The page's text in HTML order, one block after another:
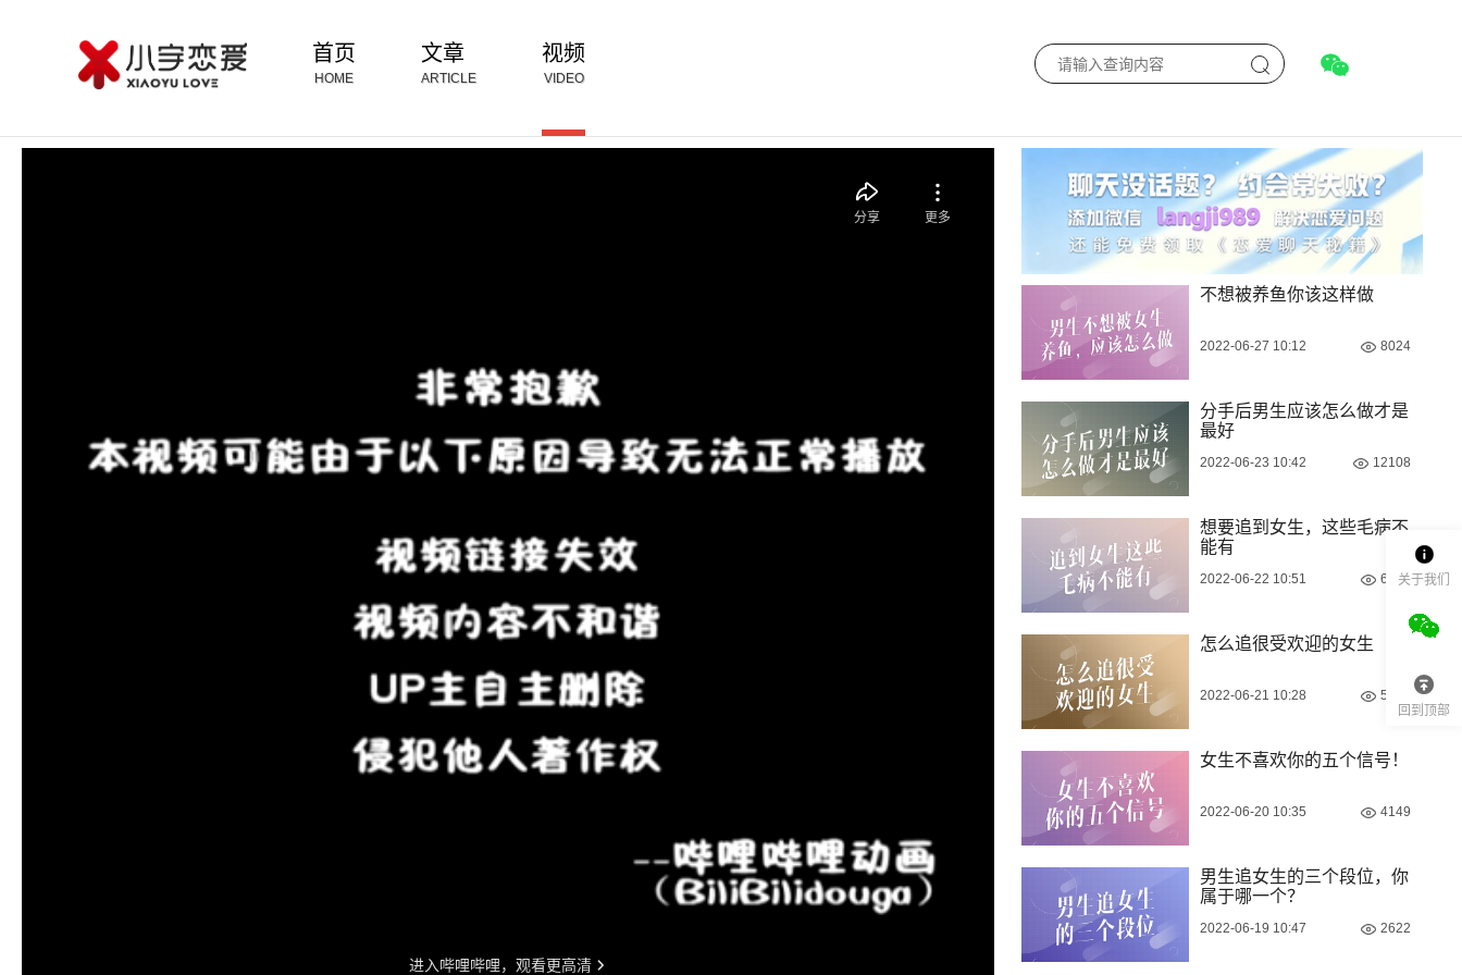
首页
HOME
文章
ARTICLE
视频
VIDEO
不想被养鱼你该这样做
2022-06-27 10:12 8024
分手后男生应该怎么做才是
最好
2022-06-23 10:42 12108
想要追到女生，这些毛病不
能有
2022-06-22 10:51 6989
怎么追很受欢迎的女生
2022-06-21 10:28 5283
女生不喜欢你的五个信号！
2022-06-20 10:35 4149
男生追女生的三个段位，你
属于哪一个？
2022-06-19 10:47 2622
关于我们
回到顶部